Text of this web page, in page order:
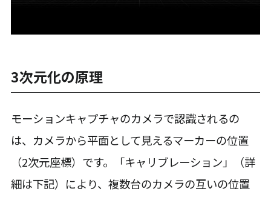
3次元化の原理
モーションキャプチャのカメラで認識されるの
は、カメラから平面として見えるマーカーの位置
（2次元座標）です。「キャリブレーション」（詳
細は下記）により、複数台のカメラの互いの位置